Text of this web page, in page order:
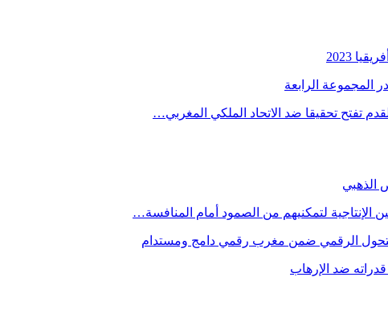
2023
المجموعة الرابعة
تفتح تحقيقا ضد الاتحاد الملكي المغربي…
الإنتاجية لتمكنيهم من الصمود أمام المنافسة…
التحول الرقمي ضمن مغرب رقمي دامج ومستدام
ضد الإرهاب